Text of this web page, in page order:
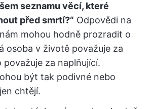
seznamu věcí, které
před smrtí?“ Odpovědi na
mohou hodně prozradit o
osoba v životě považuje za
považuje za naplňující.
být tak podivné nebo
chtějí.